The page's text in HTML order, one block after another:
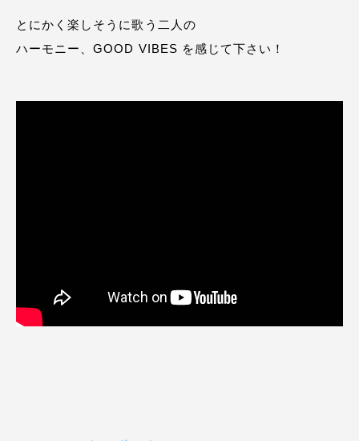
とにかく楽しそうに歌う二人の
ハーモニー、GOOD VIBES を感じて下さい！